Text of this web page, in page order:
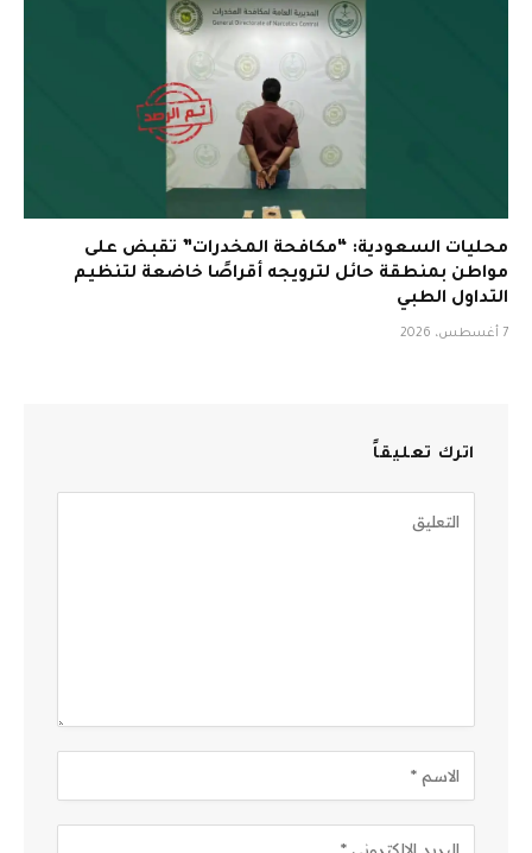
محليات السعودية: “مكافحة المخدرات” تقبض على
مواطن بمنطقة حائل لترويجه أقراصًا خاضعة لتنظيم
التداول الطبي
7 أغسطس، 2026
اترك تعليقاً